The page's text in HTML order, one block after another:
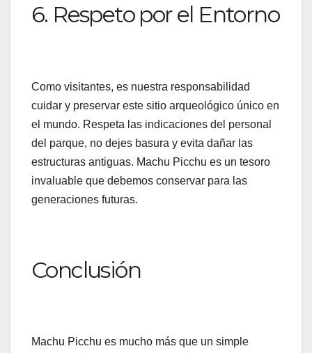
6. Respeto por el Entorno
Como visitantes, es nuestra responsabilidad
cuidar y preservar este sitio arqueológico único en
el mundo. Respeta las indicaciones del personal
del parque, no dejes basura y evita dañar las
estructuras antiguas. Machu Picchu es un tesoro
invaluable que debemos conservar para las
generaciones futuras.
Conclusión
Machu Picchu es mucho más que un simple